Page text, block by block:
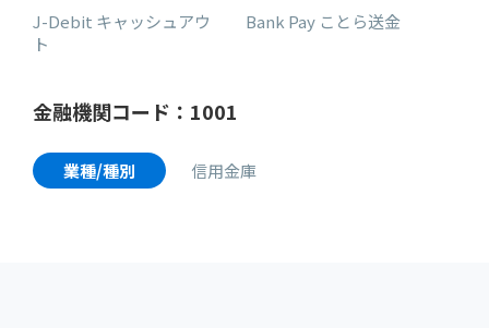
J-Debit キャッシュアウ
ト
Bank Pay ことら送金
金融機関コード：1001
業種/種別 信用金庫